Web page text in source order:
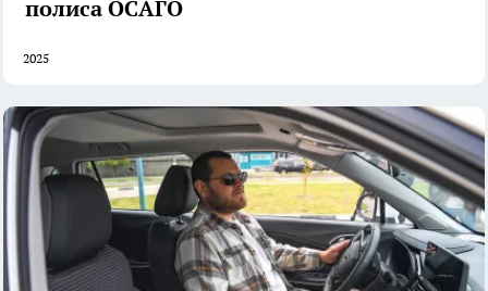
полиса ОСАГО
2025